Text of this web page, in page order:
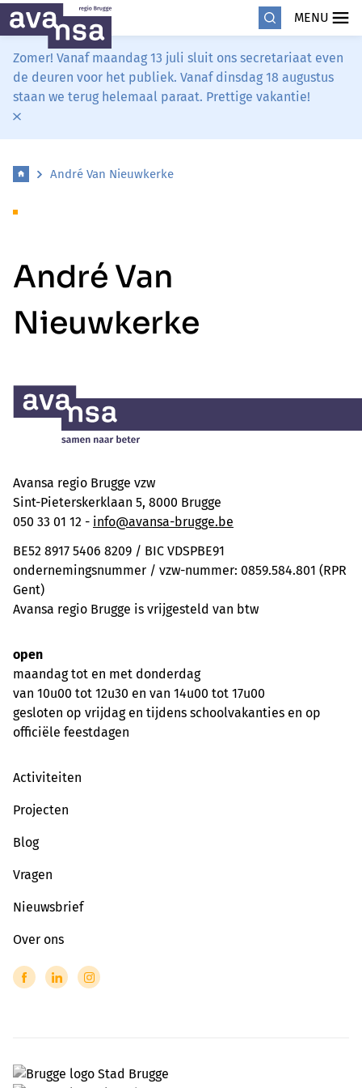
MENU
Zomer! Vanaf maandag 13 juli sluit ons secretariaat even
de deuren voor het publiek. Vanaf dinsdag 18 augustus
staan we terug helemaal paraat. Prettige vakantie!
André Van Nieuwkerke
André Van
Nieuwkerke
Avansa regio Brugge vzw
Sint-Pieterskerklaan 5, 8000 Brugge
050 33 01 12 - info@avansa-brugge.be
BE52 8917 5406 8209 / BIC VDSPBE91
ondernemingsnummer / vzw-nummer: 0859.584.801 (RPR
Gent)
Avansa regio Brugge is vrijgesteld van btw
open
maandag tot en met donderdag
van 10u00 tot 12u30 en van 14u00 tot 17u00
gesloten op vrijdag en tijdens schoolvakanties en op
officiële feestdagen
Activiteiten
Projecten
Blog
Vragen
Nieuwsbrief
Over ons